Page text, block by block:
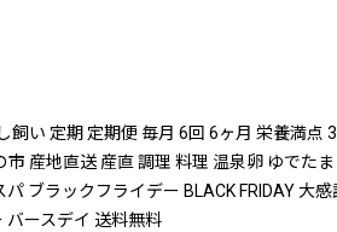
い 定期 定期便 毎月 6回 6ヶ月 栄養満
産地直送 産直 調理 料理 温泉卵 ゆでた
ブラックフライデー BLACK FRIDAY 大
バースデイ 送料無料